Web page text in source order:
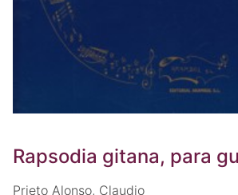
Rapsodia gitana, para
Prieto Alonso, Claudio